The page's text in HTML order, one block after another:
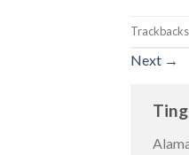
Next →